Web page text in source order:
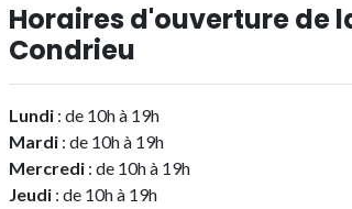
Horaires d'ouverture de
Condrieu
Lundi : de 10h à 19h
Mardi : de 10h à 19h
Mercredi : de 10h à 19h
Jeudi : de 10h à 19h